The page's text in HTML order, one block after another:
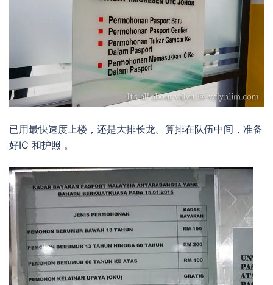
已用最快速度上楼，还是大排长龙。算排在队伍中间，准备
好IC 和护照 。